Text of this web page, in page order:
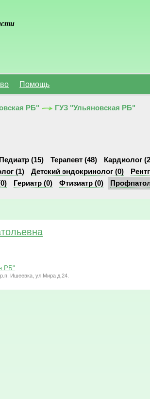
Помощь
РБ" ГУЗ "Ульяновская РБ"
Педиатр (15) Терапевт (48) Кардиолог
(1) Детский эндокринолог (0)
Гериатр (0) Фтизиатр (0)
РБ"
р.п. Ишеевка, ул.Мира д.24.